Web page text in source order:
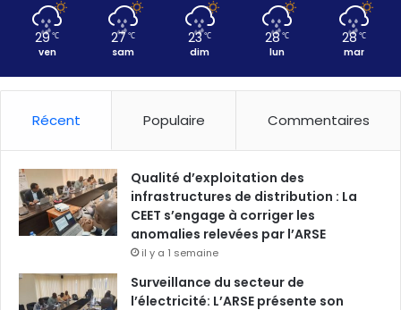
29℃
ven
27℃
sam
23℃
dim
28 ℃
lun
28 ℃
mar
Récent Populaire Commentaires
Qualité d’exploitation des
infrastructures de distribution : La
CEET s’engage à corriger les
anomalies relevées par l’ARSE
il y a 1 semaine
Surveillance du secteur de
l’électricité: L’ARSE présente son